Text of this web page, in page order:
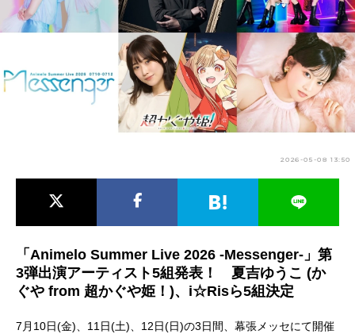
アニメ記事一覧 声優記事一覧
実写化映画一覧
今期アニメ曜日別一覧
夏アニメ
男性声優/女性声優一覧
2026-05-08 13:50
「Animelo Summer Live 2026 -Messenger-」第
3弾出演アーティスト5組発表！ 夏吉ゆうこ (か
ぐや from 超かぐや姫！)、i☆Risら5組決定
7月10日(金)、11日(土)、12日(日)の3日間、幕張メッセにて開催